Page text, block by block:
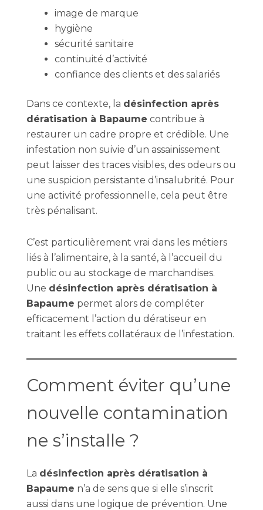
image de marque
hygiène
sécurité sanitaire
continuité d’activité
confiance des clients et des salariés
Dans ce contexte, la désinfection après
dératisation à Bapaume contribue à
restaurer un cadre propre et crédible. Une
infestation non suivie d’un assainissement
peut laisser des traces visibles, des odeurs ou
une suspicion persistante d’insalubrité. Pour
une activité professionnelle, cela peut être
très pénalisant.
C’est particulièrement vrai dans les métiers
liés à l’alimentaire, à la santé, à l’accueil du
public ou au stockage de marchandises.
Une désinfection après dératisation à
Bapaume permet alors de compléter
efficacement l’action du dératiseur en
traitant les effets collatéraux de l’infestation.
Comment éviter qu’une
nouvelle contamination
ne s’installe ?
La désinfection après dératisation à
Bapaume n’a de sens que si elle s’inscrit
aussi dans une logique de prévention. Une